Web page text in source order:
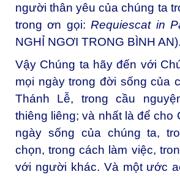
người thân yêu của chúng ta
trong ơn gọi:Requiescat in
NGHỈ NGƠI TRONG BÌNH AN).
Vậy Chúng ta hãy đến với
mọi ngày trong đời sống của
Thánh Lễ, trong cầu
thiêng liêng; và nhất là để cho
ngày sống của chúng ta,
chọn, trong cách làm việc,
với người khác. Và một ước